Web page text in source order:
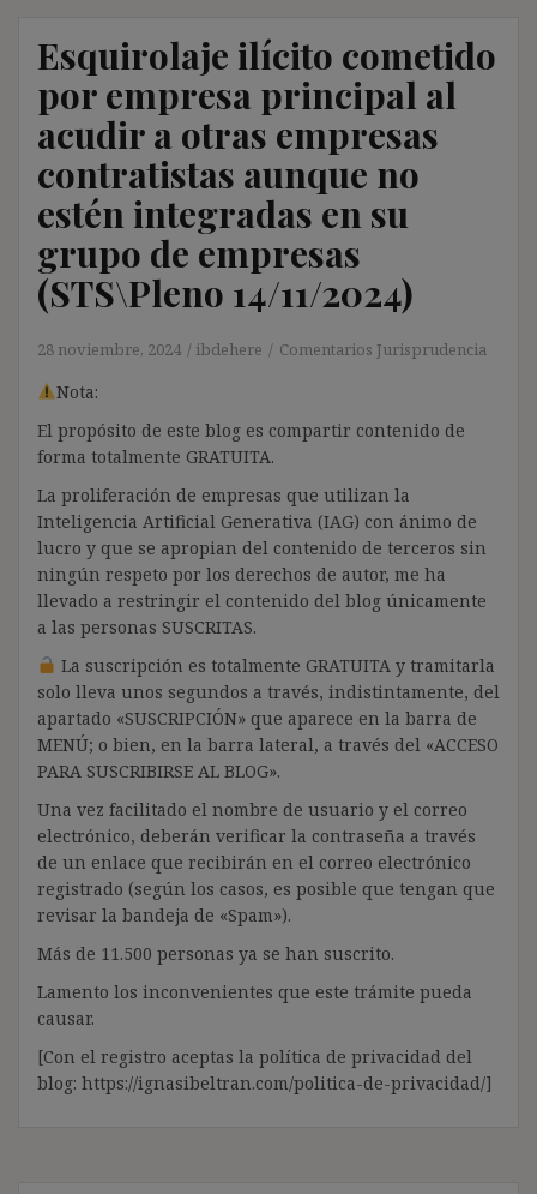
Esquirolaje ilícito cometido
por empresa principal al
acudir a otras empresas
contratistas aunque no
estén integradas en su
grupo de empresas
(STS\Pleno 14/11/2024)
28 noviembre, 2024 ibdehere Comentarios Jurisprudencia
Nota:
El propósito de este blog es compartir contenido de
forma totalmente GRATUITA.
La proliferación de empresas que utilizan la
Inteligencia Artificial Generativa (IAG) con ánimo de
lucro y que se apropian del contenido de terceros sin
ningún respeto por los derechos de autor, me ha
llevado a restringir el contenido del blog únicamente
a las personas SUSCRITAS.
La suscripción es totalmente GRATUITA y tramitarla
solo lleva unos segundos a través, indistintamente, del
apartado «SUSCRIPCIÓN» que aparece en la barra de
MENÚ; o bien, en la barra lateral, a través del «ACCESO
PARA SUSCRIBIRSE AL BLOG».
Una vez facilitado el nombre de usuario y el correo
electrónico, deberán verificar la contraseña a través
de un enlace que recibirán en el correo electrónico
registrado (según los casos, es posible que tengan que
revisar la bandeja de «Spam»).
Más de 11.500 personas ya se han suscrito.
Lamento los inconvenientes que este trámite pueda
causar.
[Con el registro aceptas la política de privacidad del
blog: https://ignasibeltran.com/politica-de-privacidad/]